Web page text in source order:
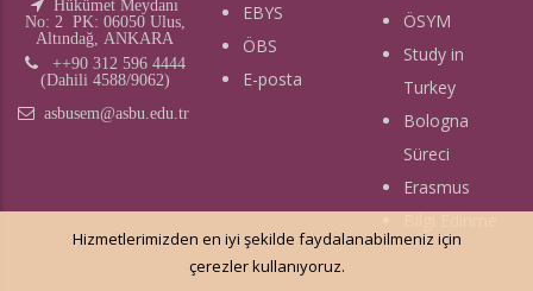
Hükümet Meydanı
No: 2 PK: 06050 Ulus,
Altındağ, ANKARA
++90 312 596 4444
(Dahili 4588/9062)
asbusem@asbu.edu.tr
EBYS
ÖBS
E-posta
ÖSYM
Study in
Turkey
Bologna
Süreci
Erasmus
Hizmetlerimizden en iyi şekilde faydalanabilmeniz için
çerezler kullanıyoruz.